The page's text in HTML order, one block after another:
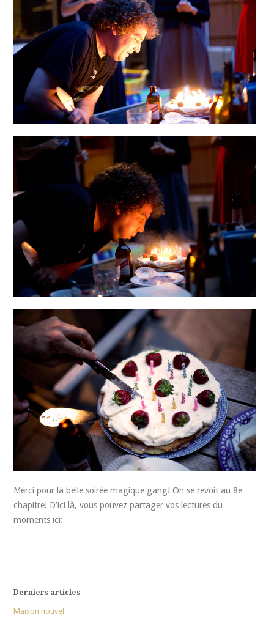
Merci pour la belle soirée magique gang! On se revoit au 8e
chapitre! D’ici là, vous pouvez partager vos lectures du
moments ici:
Derniers articles
Maison nouvel